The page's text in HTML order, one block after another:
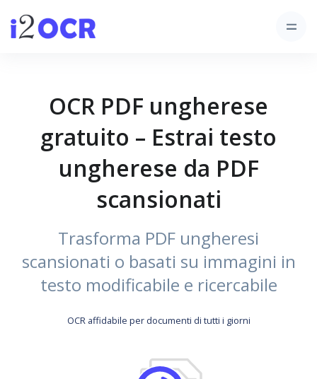
OCR PDF ungherese
gratuito – Estrai testo
ungherese da PDF
scansionati
Trasforma PDF ungheresi
scansionati o basati su immagini in
testo modificabile e ricercabile
OCR affidabile per documenti di tutti i giorni